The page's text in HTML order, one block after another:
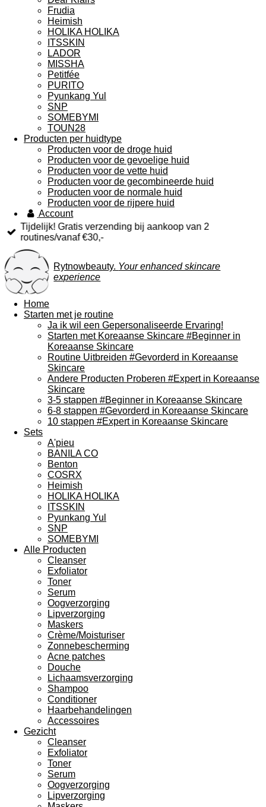
Frudia
Heimish
HOLIKA HOLIKA
ITSSKIN
LADOR
MISSHA
Petitfée
PURITO
Pyunkang Yul
SNP
SOMEBYMI
TOUN28
Producten per huidtype
Producten voor de droge huid
Producten voor de gevoelige huid
Producten voor de vette huid
Producten voor de gecombineerde huid
Producten voor de normale huid
Producten voor de rijpere huid
Account
Tijdelijk! Gratis verzending bij aankoop van 2
routines/vanaf €30,-
Rytnowbeauty. Your enhanced skincare
experience
Home
Starten met je routine
Ja ik wil een Gepersonaliseerde Ervaring!
Starten met Koreaanse Skincare #Beginner in
Koreaanse Skincare
Routine Uitbreiden #Gevorderd in Koreaanse
Skincare
Andere Producten Proberen #Expert in Koreaanse
Skincare
3-5 stappen #Beginner in Koreaanse Skincare
6-8 stappen #Gevorderd in Koreaanse Skincare
10 stappen #Expert in Koreaanse Skincare
Sets
A'pieu
BANILA CO
Benton
COSRX
Heimish
HOLIKA HOLIKA
ITSSKIN
Pyunkang Yul
SNP
SOMEBYMI
Alle Producten
Cleanser
Exfoliator
Toner
Serum
Oogverzorging
Lipverzorging
Maskers
Crème/Moisturiser
Zonnebescherming
Acne patches
Douche
Lichaamsverzorging
Shampoo
Conditioner
Haarbehandelingen
Accessoires
Gezicht
Cleanser
Exfoliator
Toner
Serum
Oogverzorging
Lipverzorging